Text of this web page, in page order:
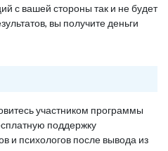
с вашей стороны так и не будет
вы получите деньги
участником программы
поддержку
и психологов после вывода из